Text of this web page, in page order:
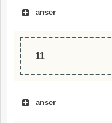
anser
11
anser